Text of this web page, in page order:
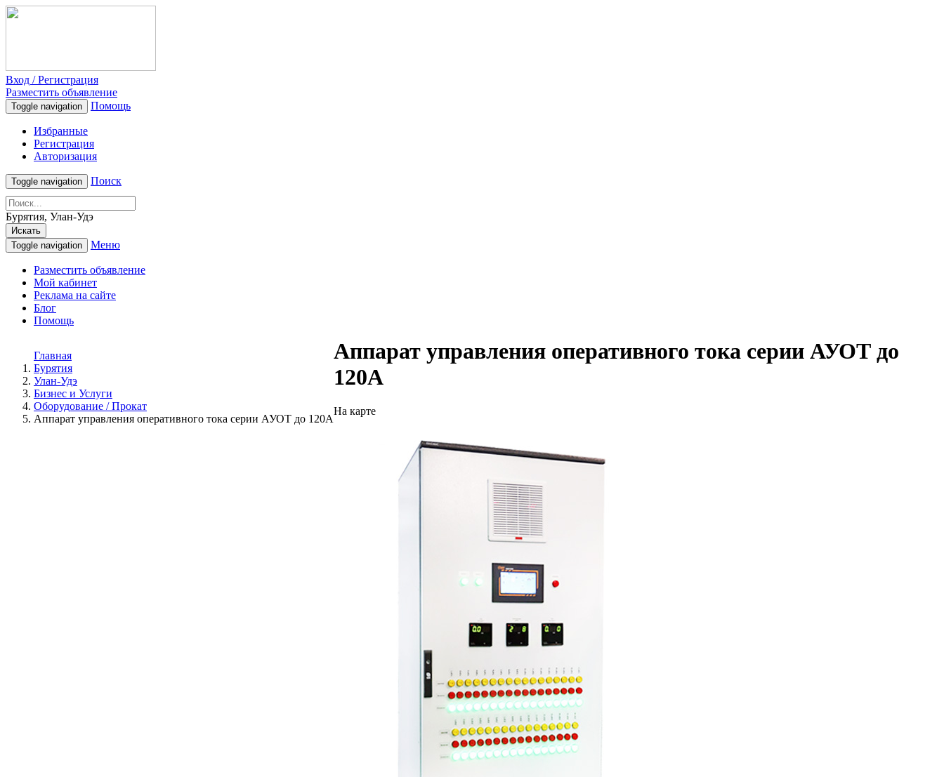
Вход / Регистрация
Разместить объявление
Toggle navigation Помощь
Избранные
Регистрация
Авторизация
Toggle navigation Поиск
Бурятия, Улан-Удэ
Искать
Toggle navigation
Меню
Разместить объявление
Мой кабинет
Реклама на сайте
Блог
Помощь
Главная
Бурятия
Улан-Удэ
Бизнес и Услуги
Оборудование / Прокат
Аппарат управления оперативного тока серии АУОТ до 120А
Аппарат управления оперативного тока серии АУОТ до
120А
На карте